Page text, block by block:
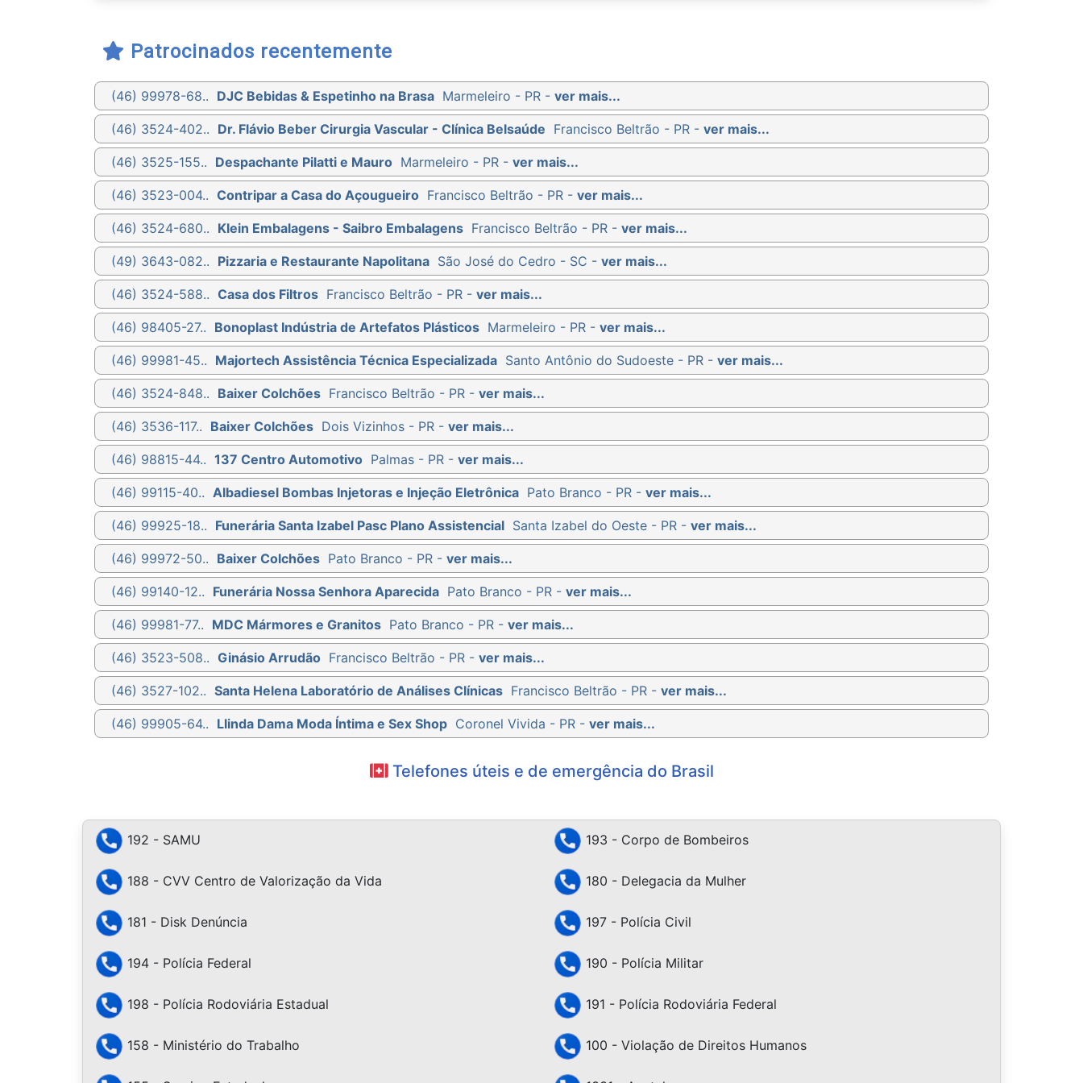
Patrocinados recentemente
(46) 99978-68.. DJC Bebidas & Espetinho na Brasa Marmeleiro - PR - ver mais...
(46) 3524-402.. Dr. Flávio Beber Cirurgia Vascular - Clínica Belsaúde Francisco Beltrão - PR - ver mais...
(46) 3525-155.. Despachante Pilatti e Mauro Marmeleiro - PR - ver mais...
(46) 3523-004.. Contripar a Casa do Açougueiro Francisco Beltrão - PR - ver mais...
(46) 3524-680.. Klein Embalagens - Saibro Embalagens Francisco Beltrão - PR - ver mais...
(49) 3643-082.. Pizzaria e Restaurante Napolitana São José do Cedro - SC - ver mais...
(46) 3524-588.. Casa dos Filtros Francisco Beltrão - PR - ver mais...
(46) 98405-27.. Bonoplast Indústria de Artefatos Plásticos Marmeleiro - PR - ver mais...
(46) 99981-45.. Majortech Assistência Técnica Especializada Santo Antônio do Sudoeste - PR - ver mais...
(46) 3524-848.. Baixer Colchões Francisco Beltrão - PR - ver mais...
(46) 3536-117.. Baixer Colchões Dois Vizinhos - PR - ver mais...
(46) 98815-44.. 137 Centro Automotivo Palmas - PR - ver mais...
(46) 99115-40.. Albadiesel Bombas Injetoras e Injeção Eletrônica Pato Branco - PR - ver mais...
(46) 99925-18.. Funerária Santa Izabel Pasc Plano Assistencial Santa Izabel do Oeste - PR - ver mais...
(46) 99972-50.. Baixer Colchões Pato Branco - PR - ver mais...
(46) 99140-12.. Funerária Nossa Senhora Aparecida Pato Branco - PR - ver mais...
(46) 99981-77.. MDC Mármores e Granitos Pato Branco - PR - ver mais...
(46) 3523-508.. Ginásio Arrudão Francisco Beltrão - PR - ver mais...
(46) 3527-102.. Santa Helena Laboratório de Análises Clínicas Francisco Beltrão - PR - ver mais...
(46) 99905-64.. Llinda Dama Moda Íntima e Sex Shop Coronel Vivida - PR - ver mais...
Telefones úteis e de emergência do Brasil
192 - SAMU 193 - Corpo de Bombeiros
188 - CVV Centro de Valorização da Vida 180 - Delegacia da Mulher
181 - Disk Denúncia 197 - Polícia Civil
194 - Polícia Federal 190 - Polícia Militar
198 - Polícia Rodoviária Estadual 191 - Polícia Rodoviária Federal
158 - Ministério do Trabalho 100 - Violação de Direitos Humanos